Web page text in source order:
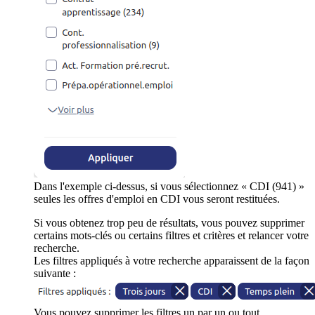
Dans l'exemple ci-dessus, si vous sélectionnez « CDI (941) »
seules les offres d'emploi en CDI vous seront restituées.
Si vous obtenez trop peu de résultats, vous pouvez supprimer
certains mots-clés ou certains filtres et critères et relancer votre
recherche.
Les filtres appliqués à votre recherche apparaissent de la façon
suivante :